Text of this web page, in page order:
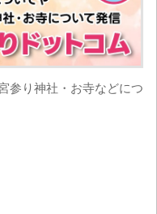
参り神社・お寺などにつ